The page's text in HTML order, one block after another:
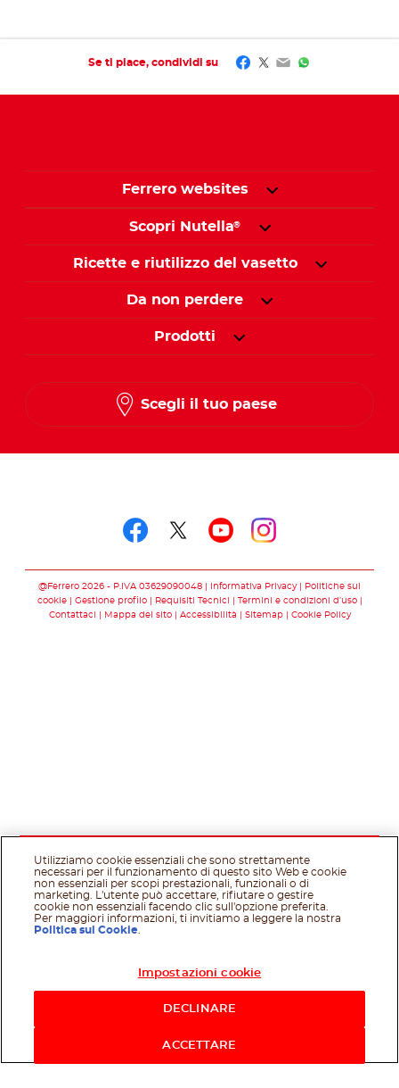
Se ti piace, condividi su Facebook
Twitter
EmailWhatsApp
Ferrero websites
Scopri Nutella®
Ricette e riutilizzo del vasetto
Da non perdere
Prodotti
Scegli il tuo paese
@Ferrero 2026 - P.IVA 03629090048 Informativa Privacy
Politiche sui
cookie
Gestione profilo Requisiti Tecnici
Termini e condizioni d’uso
Contattaci
Mappa del sito Accessibilità Sitemap Cookie Policy
Utilizziamo cookie essenziali che sono strettamente
necessari per il funzionamento di questo sito Web e cookie
non essenziali per scopi prestazionali, funzionali o di
marketing. L'utente può accettare, rifiutare o gestire
cookie non essenziali facendo clic sull'opzione preferita.
Per maggiori informazioni, ti invitiamo a leggere la nostra
Politica sui Cookie
Impostazioni cookie
DECLINARE
ACCETTARE